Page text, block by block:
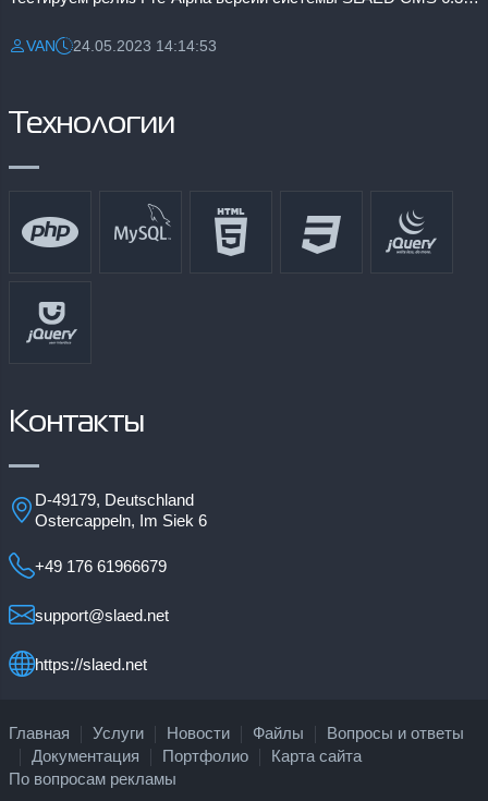
Разместил:
VANДата:24.05.2023 14:14:53
Технологии
Контакты
D-49179, Deutschland
Ostercappeln, Im Siek 6
+49 176 61966679
support@slaed.net
https://slaed.net
Главная Услуги Новости Файлы
Вопросы и ответы
Документация
Портфолио
Карта сайта
По вопросам рекламы